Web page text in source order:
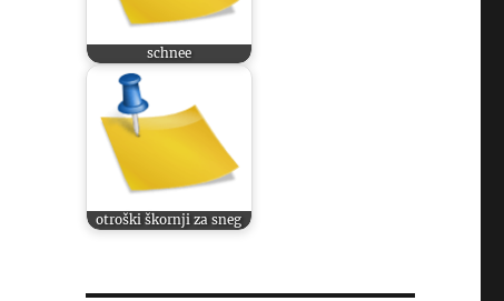
schnee
otroški škornji za sneg